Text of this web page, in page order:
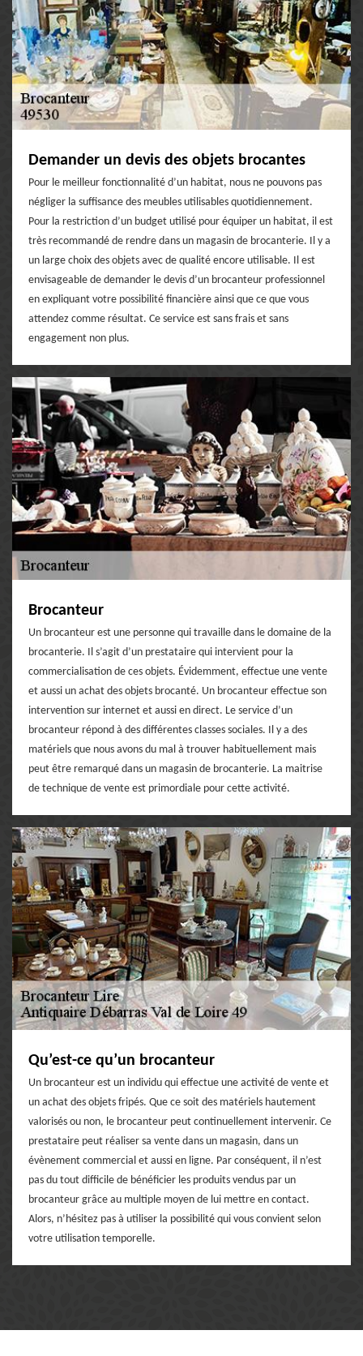
Demander un devis des objets brocantes
Pour le meilleur fonctionnalité d’un habitat, nous ne pouvons pas
négliger la suffisance des meubles utilisables quotidiennement.
Pour la restriction d’un budget utilisé pour équiper un habitat, il est
très recommandé de rendre dans un magasin de brocanterie. Il y a
un large choix des objets avec de qualité encore utilisable. Il est
envisageable de demander le devis d’un brocanteur professionnel
en expliquant votre possibilité financière ainsi que ce que vous
attendez comme résultat. Ce service est sans frais et sans
engagement non plus.
Brocanteur
Un brocanteur est une personne qui travaille dans le domaine de la
brocanterie. Il s’agit d’un prestataire qui intervient pour la
commercialisation de ces objets. Évidemment, effectue une vente
et aussi un achat des objets brocanté. Un brocanteur effectue son
intervention sur internet et aussi en direct. Le service d’un
brocanteur répond à des différentes classes sociales. Il y a des
matériels que nous avons du mal à trouver habituellement mais
peut être remarqué dans un magasin de brocanterie. La maitrise
de technique de vente est primordiale pour cette activité.
Qu’est-ce qu’un brocanteur
Un brocanteur est un individu qui effectue une activité de vente et
un achat des objets fripés. Que ce soit des matériels hautement
valorisés ou non, le brocanteur peut continuellement intervenir. Ce
prestataire peut réaliser sa vente dans un magasin, dans un
évènement commercial et aussi en ligne. Par conséquent, il n’est
pas du tout difficile de bénéficier les produits vendus par un
brocanteur grâce au multiple moyen de lui mettre en contact.
Alors, n’hésitez pas à utiliser la possibilité qui vous convient selon
votre utilisation temporelle.